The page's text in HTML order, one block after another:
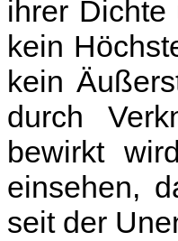
ihrer Dichte
kein
kein
durch
bewirkt
einsehen,
seit der